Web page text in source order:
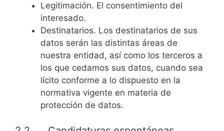
Legitimación. El consentimiento del
interesado.
Destinatarios. Los destinatarios de sus
datos serán las distintas áreas de
nuestra entidad, así como los terceros a
los que cedamos sus datos, cuando sea
lícito conforme a lo dispuesto en la
normativa vigente en materia de
protección de datos.